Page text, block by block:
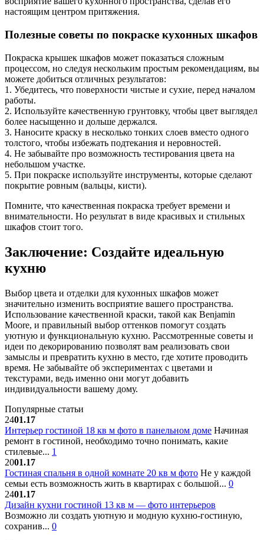
настоящим центром притяжения.
Полезные советы по покраске кухонных шкафов
Покраска крышек шкафов может показаться сложным
процессом, но следуя нескольким простым рекомендациям, вы
можете добиться отличных результатов:
1. Убедитесь, что поверхности чистые и сухие, перед началом
работы.
2. Используйте качественную грунтовку, чтобы цвет выглядел
более насыщенно и дольше держался.
3. Наносите краску в несколько тонких слоев вместо одного
толстого, чтобы избежать подтекания и неровностей.
4. Не забывайте про возможность тестирования цвета на
небольшом участке.
5. При покраске используйте инструменты, которые сделают
покрытие ровным (вальцы, кисти).
Помните, что качественная покраска требует времени и
внимательности. Но результат в виде красивых и стильных
шкафов стоит того.
Заключение: Создайте идеальную
кухню
Выбор цвета и отделки для кухонных шкафов может
значительно изменить восприятие вашего пространства.
Использование качественной краски, такой как Benjamin
Moore, и правильный выбор оттенков помогут создать
уютную и функциональную кухню. Рассмотренные советы и
идеи по декорированию позволят вам реализовать свои
замыслы и превратить кухню в место, где хотите проводить
время. Не забывайте об экспериментах с цветами и
текстурами, ведь именно они могут добавить
индивидуальности вашему дому.
Популярные статьи
2401.17
Интерьер гостиной 18 кв м фото в панельном доме Начиная
ремонт в гостиной, необходимо точно понимать, какие
стилевые... 1
2001.17
Гостиная спальня в одной комнате 20 кв м фото Не у каждой
семьи есть возможность жить в квартирах с большой... 0
2401.17
Дизайн кухни гостиной 13 кв м — фото интерьеров
Возможно ли создать уютную и модную кухню-гостиную,
сохранив... 0